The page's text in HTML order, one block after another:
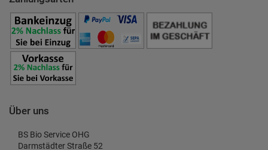
Über uns
BS Bio Service OHG
Darmstädter Straße 52